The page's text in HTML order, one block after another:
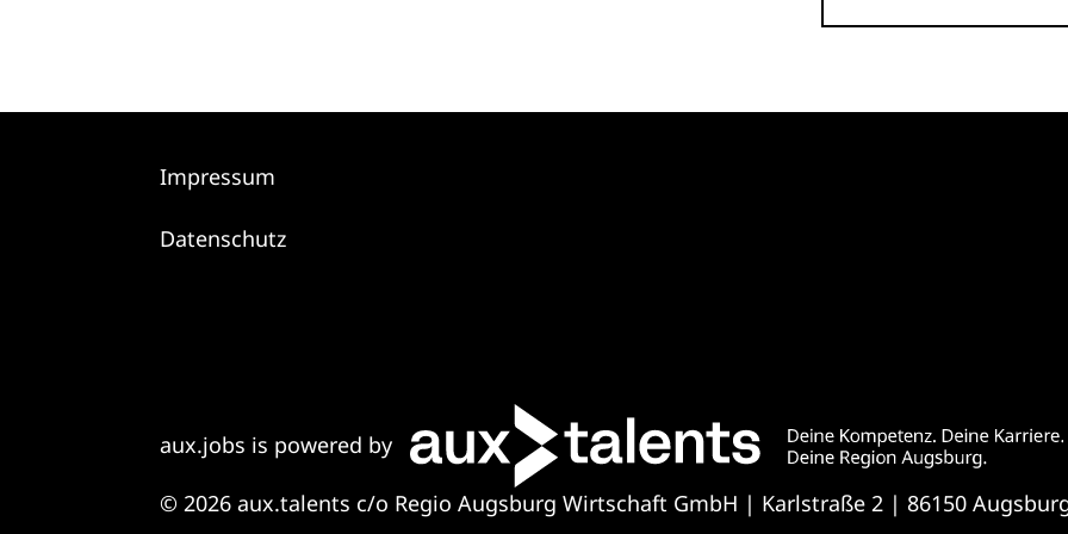
Impressum
Datenschutz
aux.jobs is powered by
© 2026 aux.talents c/o Regio Augsburg Wirtschaft GmbH | Karlstraße 2 | 86150